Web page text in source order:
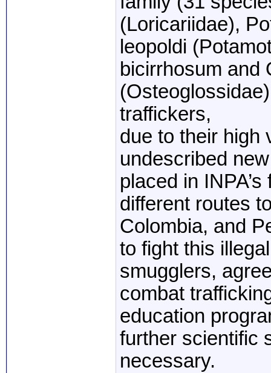
(Loricariidae),
leopoldi
bicirrhosum and
traffickers,
due to their high
undescribed
placed in
different routes
Colombia, and
to fight this
smugglers,
combat
education
further scientific
necessary.